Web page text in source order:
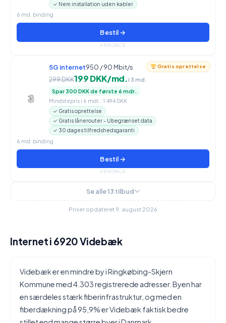
✓ Nem installation uden kabler
6 md. binding
Bestil →
ANNONCE
Gratis oprettelse
5G internet950 / 90 Mbit/s
299 DKK199 DKK/md.i 3 md.
Spar 300 DKK de første 6 mdr.
Mindstepris i 6 mdr.: 1.494 DKK
✓ Gratis oprettelse
✓ Gratis lånerouter - Ubegrænset data
✓ 30 dages tilfredshedsgaranti
6 md. binding
Bestil →
ANNONCE
Se alle 13 tilbud
Priser opdateret 9. august 2026
Internet i 6920 Videbæk
Videbæk er en mindre by i Ringkøbing-Skjern
Kommune med 4.303 registrerede adresser. Byen har
en særdeles stærk fiberinfrastruktur, og med en
fiberdækning på 95,9% er Videbæk faktisk bedre